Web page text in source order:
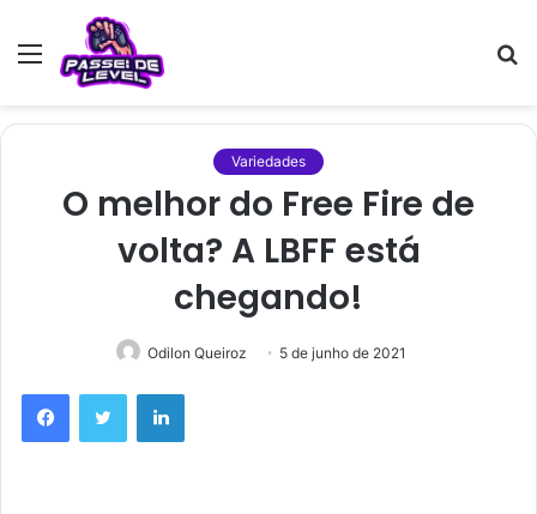
Menu
Variedades
O melhor do Free Fire de
volta? A LBFF está
chegando!
Odilon Queiroz 5 de junho de 2021
FacebookTwitter Linkedin